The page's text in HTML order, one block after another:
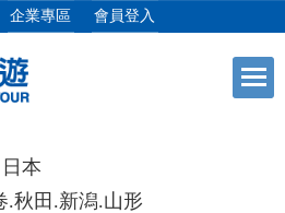
企業專區 會員登入
日本
.秋田.新潟.山形